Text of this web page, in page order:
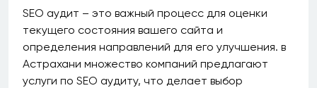
SEO аудит – это важный процесс для оценки
текущего состояния вашего сайта и
определения направлений для его улучшения. в
Астрахани множество компаний предлагают
услуги по SEO аудиту, что делает выбор